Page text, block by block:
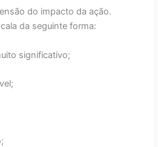
do impacto da ação.
da seguinte forma:
significativo;